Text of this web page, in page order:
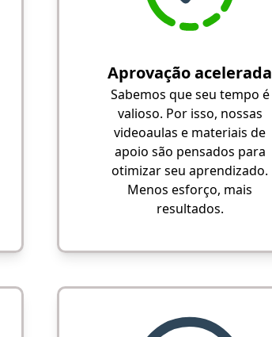
Aprovação acelerada
Sabemos que seu tempo é
valioso. Por isso, nossas
videoaulas e materiais de
apoio são pensados para
otimizar seu aprendizado.
Menos esforço, mais
resultados.